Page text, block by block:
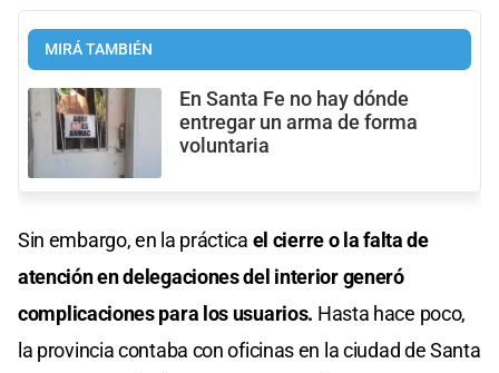
MIRÁ TAMBIÉN
En Santa Fe no hay dónde
entregar un arma de forma
voluntaria
Sin embargo, en la práctica el cierre o la falta de
atención en delegaciones del interior generó
complicaciones para los usuarios. Hasta hace poco,
la provincia contaba con oficinas en la ciudad de Santa